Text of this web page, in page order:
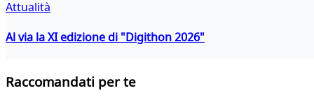
Attualità
Al via la XI edizione di "Digithon 2026"
Raccomandati per te